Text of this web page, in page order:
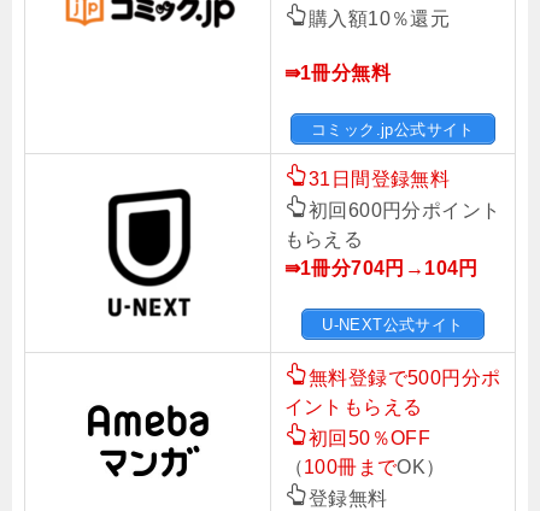
購入額10％還元
⇛1冊分無料
コミック.jp公式サイト
31日間登録無料
初回600円分ポイント
もらえる
⇛1冊分704円→104円
U-NEXT公式サイト
無料登録で500円分ポ
イントもらえる
初回50％OFF
（100冊までOK）
登録無料